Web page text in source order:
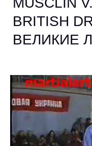
BRITISH
ВЕЛИКИЕ